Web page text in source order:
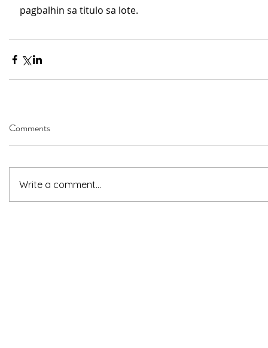
pagbalhin sa titulo sa lote.
Comments
Write a comment...